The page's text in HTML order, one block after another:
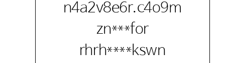
n4a2v8e6r.c4o9m
zn***for
rhrh****kswn